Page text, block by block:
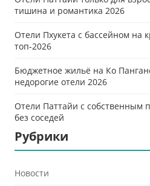
тишина и романтика 2026
Отели Пхукета с бассейном
топ-2026
Бюджетное жильё на Ко
недорогие отели 2026
Отели Паттайи с собственным
без соседей
Рубрики
Новости